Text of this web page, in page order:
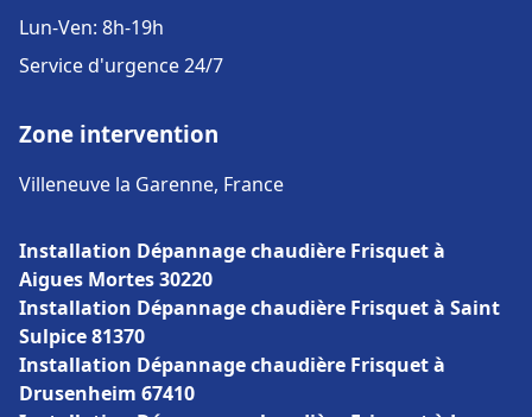
Lun-Ven: 8h-19h
Service d'urgence 24/7
Zone intervention
Villeneuve la Garenne, France
Installation Dépannage chaudière Frisquet à
Aigues Mortes 30220
Installation Dépannage chaudière Frisquet à Saint
Sulpice 81370
Installation Dépannage chaudière Frisquet à
Drusenheim 67410